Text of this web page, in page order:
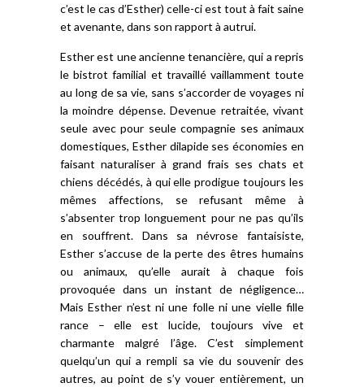
c’est le cas d’Esther) celle-ci est tout à fait saine
et avenante, dans son rapport à autrui.
Esther est une ancienne tenancière, qui a repris
le bistrot familial et travaillé vaillamment toute
au long de sa vie, sans s’accorder de voyages ni
la moindre dépense. Devenue retraitée, vivant
seule avec pour seule compagnie ses animaux
domestiques, Esther dilapide ses économies en
faisant naturaliser à grand frais ses chats et
chiens décédés, à qui elle prodigue toujours les
mêmes affections, se refusant même à
s’absenter trop longuement pour ne pas qu’ils
en souffrent. Dans sa névrose fantaisiste,
Esther s’accuse de la perte des êtres humains
ou animaux, qu’elle aurait à chaque fois
provoquée dans un instant de négligence…
Mais Esther n’est ni une folle ni une vielle fille
rance – elle est lucide, toujours vive et
charmante malgré l’âge. C’est simplement
quelqu’un qui a rempli sa vie du souvenir des
autres, au point de s’y vouer entièrement, un